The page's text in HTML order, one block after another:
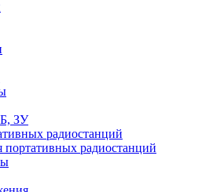
ЗУ
радиостанций
портативных радиостанций